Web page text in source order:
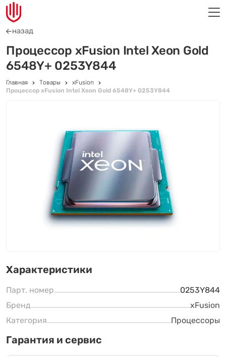
назад
Процессор xFusion Intel Xeon Gold
6548Y+ 0253Y844
Главная Товары
xFusion
Процессор xFusion Intel Xeon Gold 6548Y+ 0253Y844
Характеристики
Парт. номер
0253Y844
Бренд
xFusion
Категория
Процессоры
Гарантия и сервис